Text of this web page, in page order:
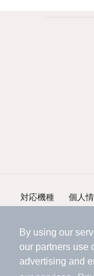
By using our
our partners use
advertising and
対応機種 個人